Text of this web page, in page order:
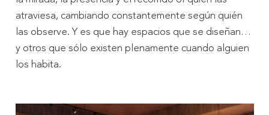
atraviesa, cambiando constantemente según quién
las observe. Y es que hay espacios que se diseñan…
y otros que sólo existen plenamente cuando alguien
los habita.